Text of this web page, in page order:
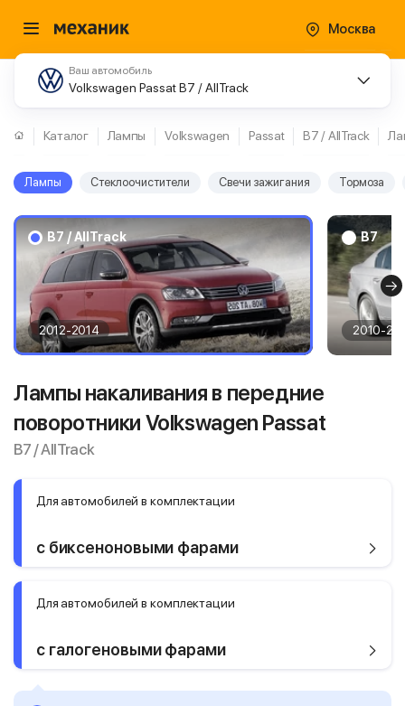
Москва
Ваш автомобиль
Volkswagen Passat B7 / AllTrack
Каталог Лампы Volkswagen Passat B7 / AllTrack
Лампы Стеклоочистители Свечи зажигания Тормоза
B7 / AllTrack
2012-2014
B7
2010-
Лампы накаливания в передние
поворотники Volkswagen Passat
B7 / AllTrack
Для автомобилей в комплектации
с биксеноновыми фарами
Для автомобилей в комплектации
с галогеновыми фарами